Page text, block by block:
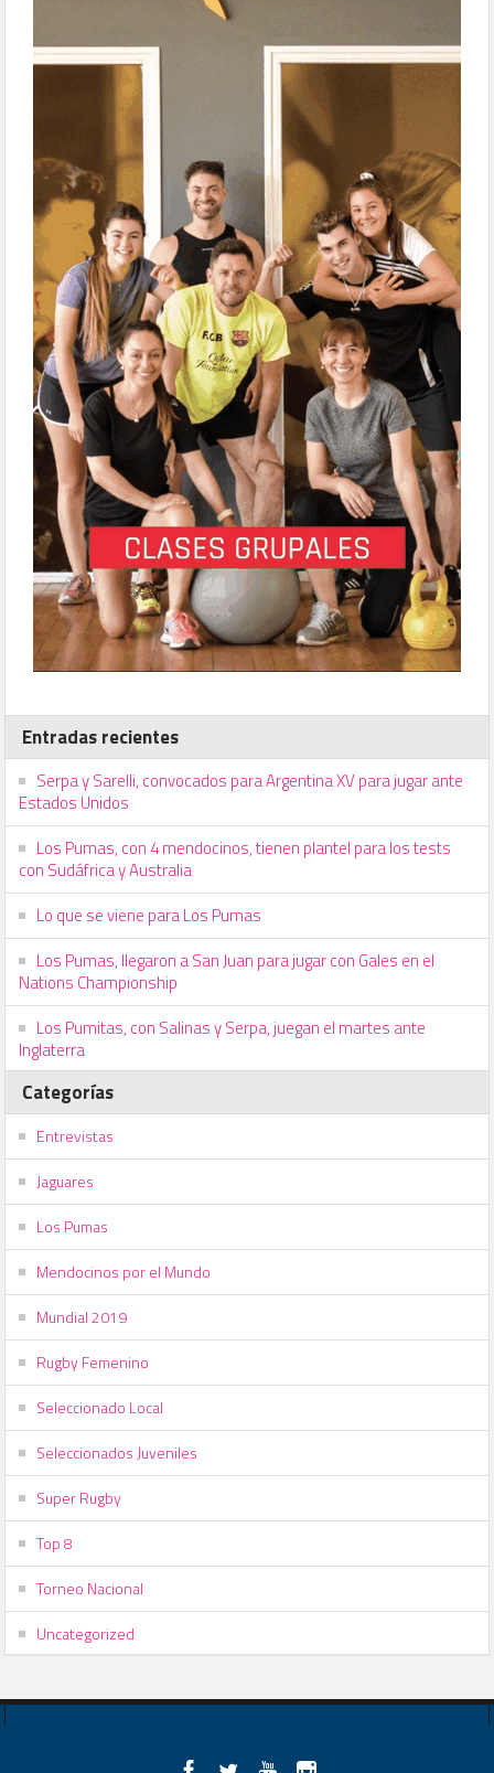
Entradas recientes
Serpa y Sarelli, convocados para Argentina XV para jugar ante
Estados Unidos
Los Pumas, con 4 mendocinos, tienen plantel para los tests
con Sudáfrica y Australia
Lo que se viene para Los Pumas
Los Pumas, llegaron a San Juan para jugar con Gales en el
Nations Championship
Los Pumitas, con Salinas y Serpa, juegan el martes ante
Inglaterra
Categorías
Entrevistas
Jaguares
Los Pumas
Mendocinos por el Mundo
Mundial 2019
Rugby Femenino
Seleccionado Local
Seleccionados Juveniles
Super Rugby
Top 8
Torneo Nacional
Uncategorized